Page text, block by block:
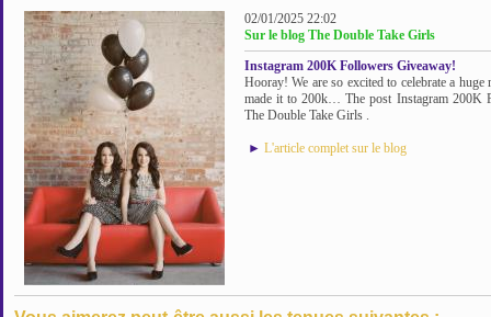
02/01/2025 22:02
Sur le blog The Double Take Girls
Instagram 200K Followers Giveaway!
Hooray! We are so excited to celebrate a
made it to 200k… The post Instagram 200K
The Double Take Girls .
► L'article complet sur le blog